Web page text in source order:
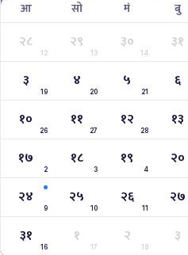
आ सो मं बु
२८
12
२९
13
३०
14
३१
३
19
४
20
५
21
६
१०
26
११
27
१२
28
१३
१७
2
१८
3
१९
4
२०
२४
9
२५
10
२६
11
२७
३१
16
१
17
२
18
३